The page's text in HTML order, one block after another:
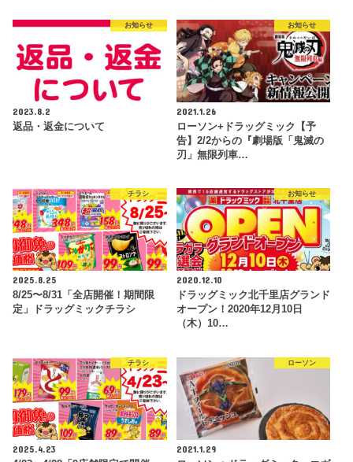
お知らせ
2023.8.2
返品・返金について
お知らせ
2021.1.26
ローソン+ドラッグミック【予
告】2/2からの『劇場版「鬼滅の
刃」無限列車…
チラシ
2025.8.25
8/25〜8/31「全店開催！期間限
定」ドラッグミックチラシ
お知らせ
2020.12.10
ドラッグミック北千里店グランド
オープン！2020年12月10日
（木）10…
チラシ
2025.4.23
ローソン
2021.1.29